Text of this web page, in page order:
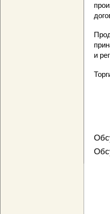
и